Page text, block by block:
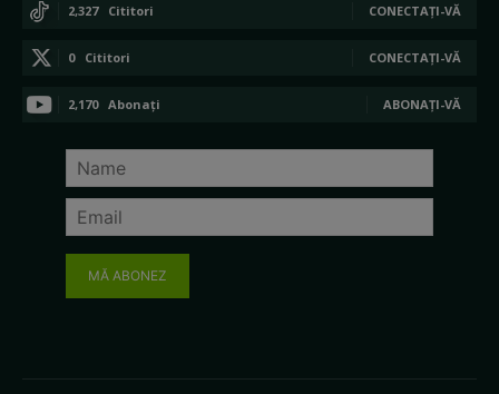
2,327 Cititori CONECTAȚI-VĂ
0 Cititori CONECTAȚI-VĂ
2,170 Abonați ABONAȚI-VĂ
MĂ ABONEZ